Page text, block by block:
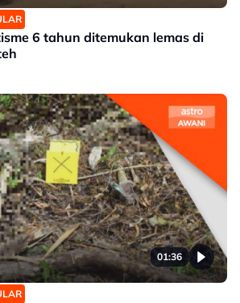
6 tahun ditemukan lemas di
01:36